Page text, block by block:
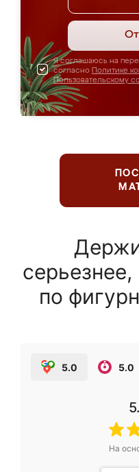
Я соглашаюсь на
согласно Политике
Пользовательскому
по
5.0 5.0
На